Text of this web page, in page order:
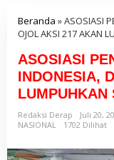
Beranda »ASOSIASI
OJOL AKSI 217 AKAN
ASOSIASI
INDONESIA,
LUMPUHKAN
Redaksi Derap
Juli 20,
NASIONAL
1702 Dilihat